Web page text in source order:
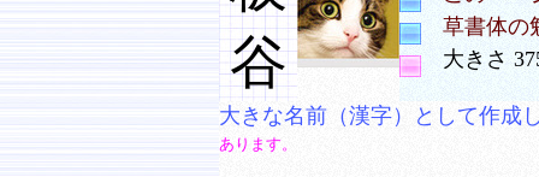
谷
草書体の
大きさ
大きな名前（漢字）として作成
あります。